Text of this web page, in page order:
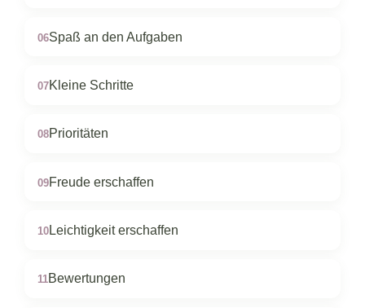
06Spaß an den Aufgaben
07Kleine Schritte
08Prioritäten
09Freude erschaffen
10 Leichtigkeit erschaffen
11Bewertungen